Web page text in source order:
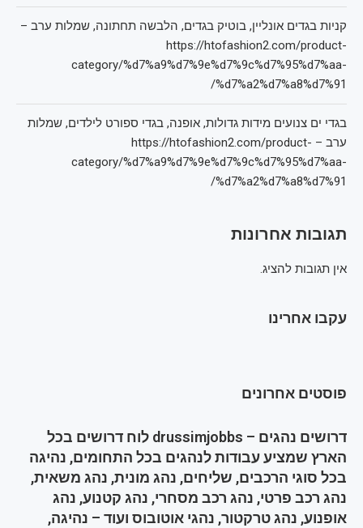
קניות בגדים אונליין, בוטיק בגדים, הלבשה תחתונה, שמלות ערב –
https://htofashion2.com/product-
category/%d7%a9%d7%9e%d7%9c%d7%95%d7%aa-
%d7%a2%d7%a8%d7%91/
בגדי ים צנועים מידות גדולות, אופנה, בגדי ספורט לילדים, שמלות
ערב – https://htofashion2.com/product-
category/%d7%a9%d7%9e%d7%9c%d7%95%d7%aa-
%d7%a2%d7%a8%d7%91/
תגובות אחרונות
אין תגובות להציג.
עקבו אחרינו
פוסטים אחרונים
דרושים נהגים – drussimjobbs לוח דרושים בכל
הארץ שמציע עבודות לנהגים בכל התחומים, נהיגה
בכל סוגי הרכבים, שליחים, נהג מונית, נהג משאית,
נהג רכב פרטי, נהג רכב מסחרי, נהג קטנוע, נהג
אופנוע, נהג טרקטור, נהגי אוטובוס ועוד – נהיגה,